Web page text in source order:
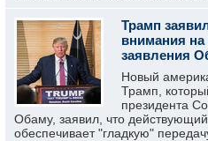
Трамп
внимания на
заявления
Новый
Трамп,
президента
Обаму, заявил, что действующий
обеспечивает "гладкую"